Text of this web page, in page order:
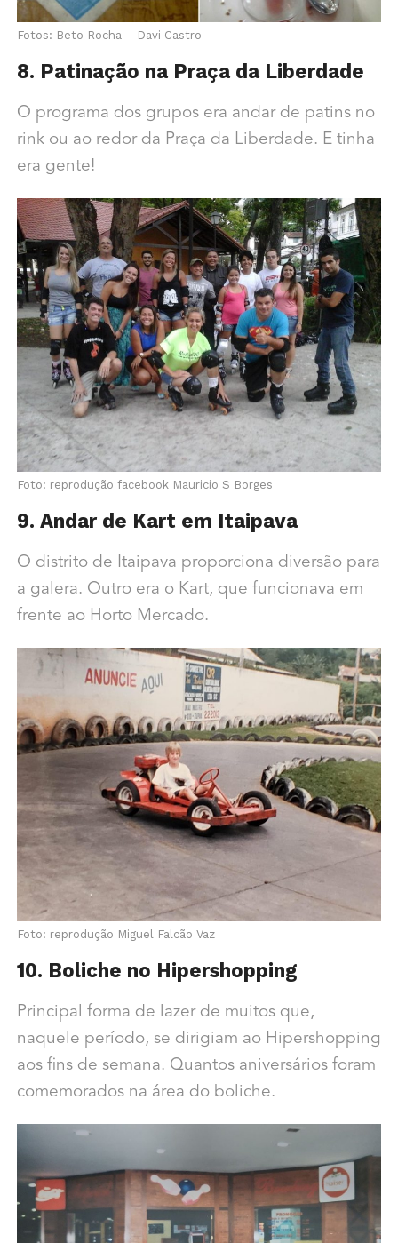
Fotos: Beto Rocha – Davi Castro
8. Patinação na Praça da Liberdade
O programa dos grupos era andar de patins no
rink ou ao redor da Praça da Liberdade. E tinha
era gente!
Foto: reprodução facebook Mauricio S Borges
9. Andar de Kart em Itaipava
O distrito de Itaipava proporciona diversão para
a galera. Outro era o Kart, que funcionava em
frente ao Horto Mercado.
Foto: reprodução Miguel Falcão Vaz
10. Boliche no Hipershopping
Principal forma de lazer de muitos que,
naquele período, se dirigiam ao Hipershopping
aos fins de semana. Quantos aniversários foram
comemorados na área do boliche.